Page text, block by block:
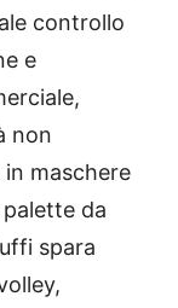
controllo
e
non
maschere
da
spara